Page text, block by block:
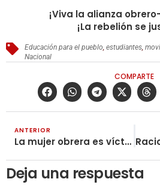
¡Viva la alianza
¡La rebelión se
Educación para el pueblo,estudiantes,
Nacional
COMPARTE
ANTERIOR
La mujer obrera es víctima del trabajo no remunerado, ¡a organizar los Comités de Mujeres!
Deja una respuesta